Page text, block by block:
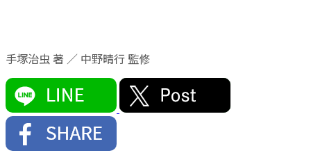
手塚治虫 著 ／ 中野晴行 監修